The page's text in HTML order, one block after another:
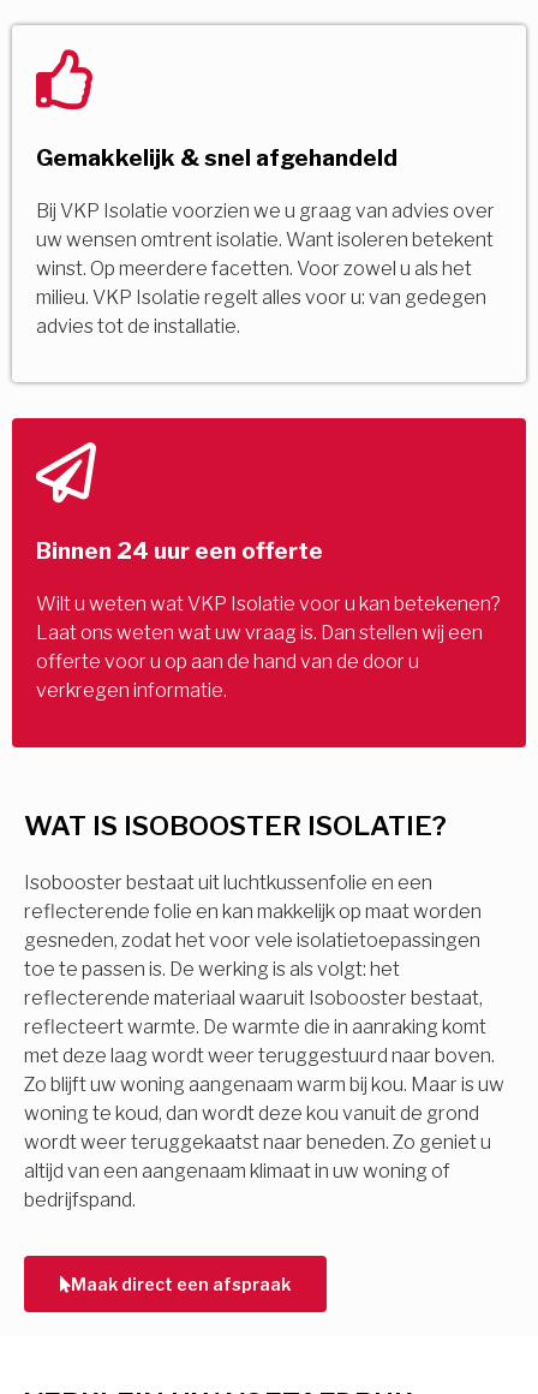
WAT IS ISOBOOSTER ISOLATIE?
Isobooster bestaat uit luchtkussenfolie en een
reflecterende folie en kan makkelijk op maat worden
gesneden, zodat het voor vele isolatietoepassingen
toe te passen is. De werking is als volgt: het
reflecterende materiaal waaruit Isobooster bestaat,
reflecteert warmte. De warmte die in aanraking komt
met deze laag wordt weer teruggestuurd naar boven.
Zo blijft uw woning aangenaam warm bij kou. Maar is uw
woning te koud, dan wordt deze kou vanuit de grond
wordt weer teruggekaatst naar beneden. Zo geniet u
altijd van een aangenaam klimaat in uw woning of
bedrijfspand.
Maak direct een afspraak
Gemakkelijk & snel afgehandeld
Bij VKP Isolatie voorzien we u graag van advies over
uw wensen omtrent isolatie. Want isoleren betekent
winst. Op meerdere facetten. Voor zowel u als het
milieu. VKP Isolatie regelt alles voor u: van gedegen
advies tot de installatie.
Binnen 24 uur een offerte
Wilt u weten wat VKP Isolatie voor u kan betekenen?
Laat ons weten wat uw vraag is. Dan stellen wij een
offerte voor u op aan de hand van de door u
verkregen informatie.